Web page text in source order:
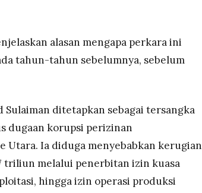
alasan mengapa perkara ini
tahun-tahun sebelumnya, sebelum
Sulaiman ditetapkan sebagai tersangka
dugaan korupsi perizinan
Utara. Ia diduga menyebabkan kerugian
triliun melalui penerbitan izin kuasa
hingga izin operasi produksi